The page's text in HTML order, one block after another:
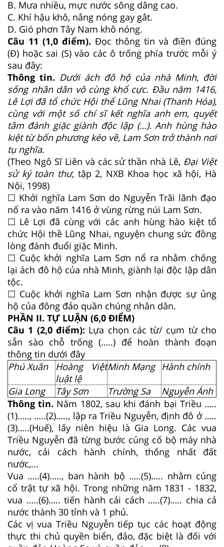
B. Mưa nhiều, mực nước sông dâng cao.
C. Khí hậu khô, nắng nóng gay gắt.
D. Gió phơn Tây Nam khô nóng.
Câu 11 (1,0 điểm). Đọc thông tin và điền đúng
(Đ) hoặc sai (S) vào các ô trống phía trước mỗi ý
sau đây:
Thông tin. Dưới ách đô hộ của nhà Minh, đời
sống nhân dân vô cùng khổ cực. Đầu năm 1416,
Lê Lợi đã tổ chức Hội thể Lũng Nhai (Thanh Hóa),
cùng với một số chí sĩ kết nghĩa anh em, quyết
tâm đánh giặc giành độc lập (…). Anh hùng hào
kiệt từ bốn phương kéo về, Lam Sơn trở thành nơi
tụ nghĩa.
(Theo Ngô Sĩ Liên và các sử thần nhà Lê, Đại Việt
sử ký toàn thư, tập 2, NXB Khoa học xã hội, Hà
Nội, 1998)
☐ Khởi nghĩa Lam Sơn do Nguyễn Trãi lãnh đạo
nổ ra vào năm 1416 ở vùng rừng núi Lam Sơn.
☐ Lê Lợi đã cùng với các anh hùng hào kiệt tổ
chức Hội thề Lũng Nhai, nguyện chung sức đồng
lòng đánh đuổi giặc Minh.
☐ Cuộc khởi nghĩa Lam Sơn nổ ra nhằm chống
lại ách đô hộ của nhà Minh, giành lại độc lập dân
tộc.
☐ Cuộc khởi nghĩa Lam Sơn nhận được sự ủng
hộ của đông đảo quần chúng nhân dân.
PHẦN II. TỰ LUẬN (6,0 ĐIỂM)
Câu 1 (2,0 điểm): Lựa chọn các từ/ cụm từ cho
sẵn sào chỗ trống (…..) để hoàn thành đoạn
thông tin dưới đây
Phú Xuân
Hoàng Việt
luật lệ
Minh Mạng Hành chính
Gia Long Tây Sơn Trường Sa
Nguyễn Ánh
Thông tin. Năm 1802, sau khi đánh bại Triều …..
(1)….., …..(2)….., lập ra Triều Nguyễn, định đô ở …..
(3)…..(Huế), lấy niên hiệu là Gia Long. Các vua
Triều Nguyễn đã từng bước củng cố bộ máy nhà
nước, cải cách hành chính, thống nhất đất
nước,...
Vua …..(4)….., ban hành bộ …..(5)….. nhằm củng
cổ trật tự xã hội. Trong những năm 1831 - 1832,
vua …..(6)….. tiến hành cải cách …..(7)….. chia cả
nước thành 30 tỉnh và 1 phủ.
Các vị vua Triều Nguyễn tiếp tục các hoạt động
thực thi chủ quyền biển, đảo, đặc biệt là đối với